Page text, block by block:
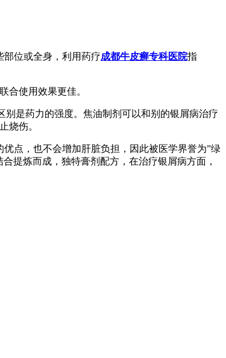
位或全身，利用药疗成都牛皮癣专科医院指
合使用效果更佳。
是药力的强度。焦油制剂可以和别的银屑病治疗
烧伤。
点，也不会增加肝脏负担，因此被医学界誉为”绿
提炼而成，独特膏剂配方，在治疗银屑病方面，